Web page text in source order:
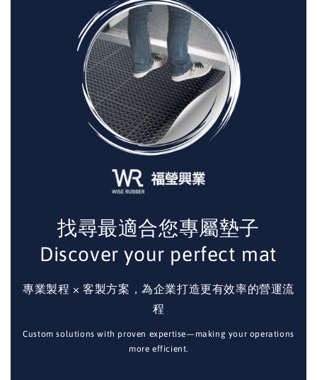
找尋最適合您專屬墊子
Discover your perfect mat
專業製程 × 客製方案，為企業打造更有效率的營運流
程
Custom solutions with proven expertise—making your operations
more efficient.